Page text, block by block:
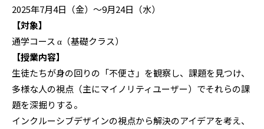
2025年7月4日（金）〜9月24日（水）
【対象】
通学コース α（基礎クラス）
【授業内容】
生徒たちが身の回りの「不便さ」を観察し、課題を見つけ、
多様な人の視点（主にマイノリティユーザー）でそれらの課
題を深掘りする。
インクルーシブデザインの視点から解決のアイデアを考え、